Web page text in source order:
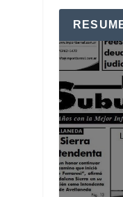
Reproductor
de
vídeo